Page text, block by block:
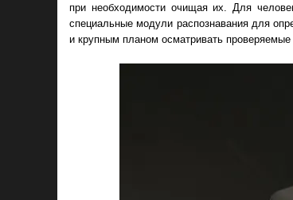
при необходимости очищая их. Для
специальные модули распознавания для
и крупным планом осматривать проверяемые